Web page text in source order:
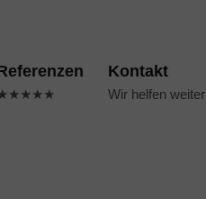
Kontakt
Wir helfen weiter